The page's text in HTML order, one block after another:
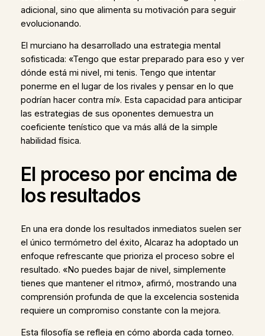
adicional, sino que alimenta su motivación para seguir
evolucionando.
El murciano ha desarrollado una estrategia mental
sofisticada: «Tengo que estar preparado para eso y ver
dónde está mi nivel, mi tenis. Tengo que intentar
ponerme en el lugar de los rivales y pensar en lo que
podrían hacer contra mí». Esta capacidad para anticipar
las estrategias de sus oponentes demuestra un
coeficiente tenístico que va más allá de la simple
habilidad física.
El proceso por encima de
los resultados
En una era donde los resultados inmediatos suelen ser
el único termómetro del éxito, Alcaraz ha adoptado un
enfoque refrescante que prioriza el proceso sobre el
resultado. «No puedes bajar de nivel, simplemente
tienes que mantener el ritmo», afirmó, mostrando una
comprensión profunda de que la excelencia sostenida
requiere un compromiso constante con la mejora.
Esta filosofía se refleja en cómo aborda cada torneo.